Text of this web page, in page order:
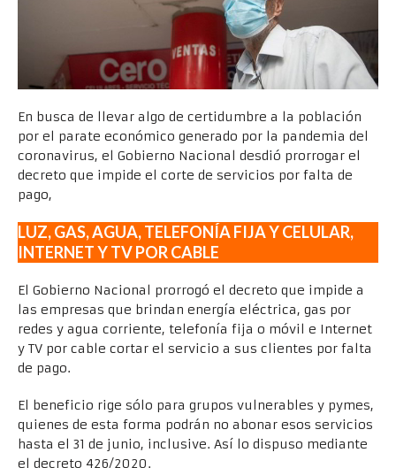
En busca de llevar algo de certidumbre a la población
por el parate económico generado por la pandemia del
coronavirus, el Gobierno Nacional desdió prorrogar el
decreto que impide el corte de servicios por falta de
pago,
LUZ, GAS, AGUA, TELEFONÍA FIJA Y CELULAR,
INTERNET Y TV POR CABLE
El Gobierno Nacional prorrogó el decreto que impide a
las empresas que brindan energía eléctrica, gas por
redes y agua corriente, telefonía fija o móvil e Internet
y TV por cable cortar el servicio a sus clientes por falta
de pago.
El beneficio rige sólo para grupos vulnerables y pymes,
quienes de esta forma podrán no abonar esos servicios
hasta el 31 de junio, inclusive. Así lo dispuso mediante
el decreto 426/2020.